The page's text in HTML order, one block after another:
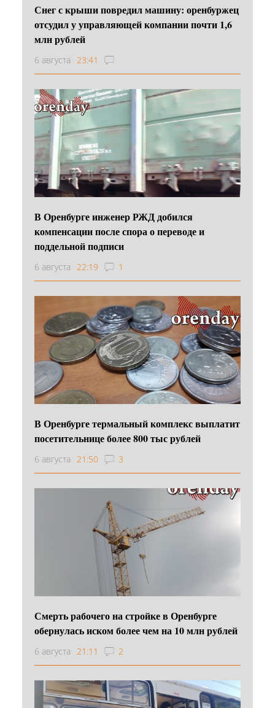
Снег с крыши повредил машину: оренбуржец
отсудил у управляющей компании почти 1,6
млн рублей
6 августа 23:41
В Оренбурге инженер РЖД добился
компенсации после спора о переводе и
поддельной подписи
6 августа 22:19 1
В Оренбурге термальный комплекс выплатит
посетительнице более 800 тыс рублей
6 августа 21:50 3
Смерть рабочего на стройке в Оренбурге
обернулась иском более чем на 10 млн рублей
6 августа 21:11 2